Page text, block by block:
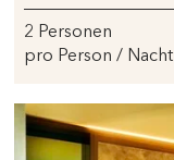
2 Personen
pro Person / Nacht